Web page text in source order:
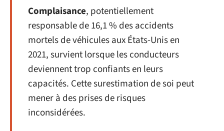
Complaisance, potentiellement
responsable de 16,1 % des accidents
mortels de véhicules aux États-Unis en
2021, survient lorsque les conducteurs
deviennent trop confiants en leurs
capacités. Cette surestimation de soi peut
mener à des prises de risques
inconsidérées.